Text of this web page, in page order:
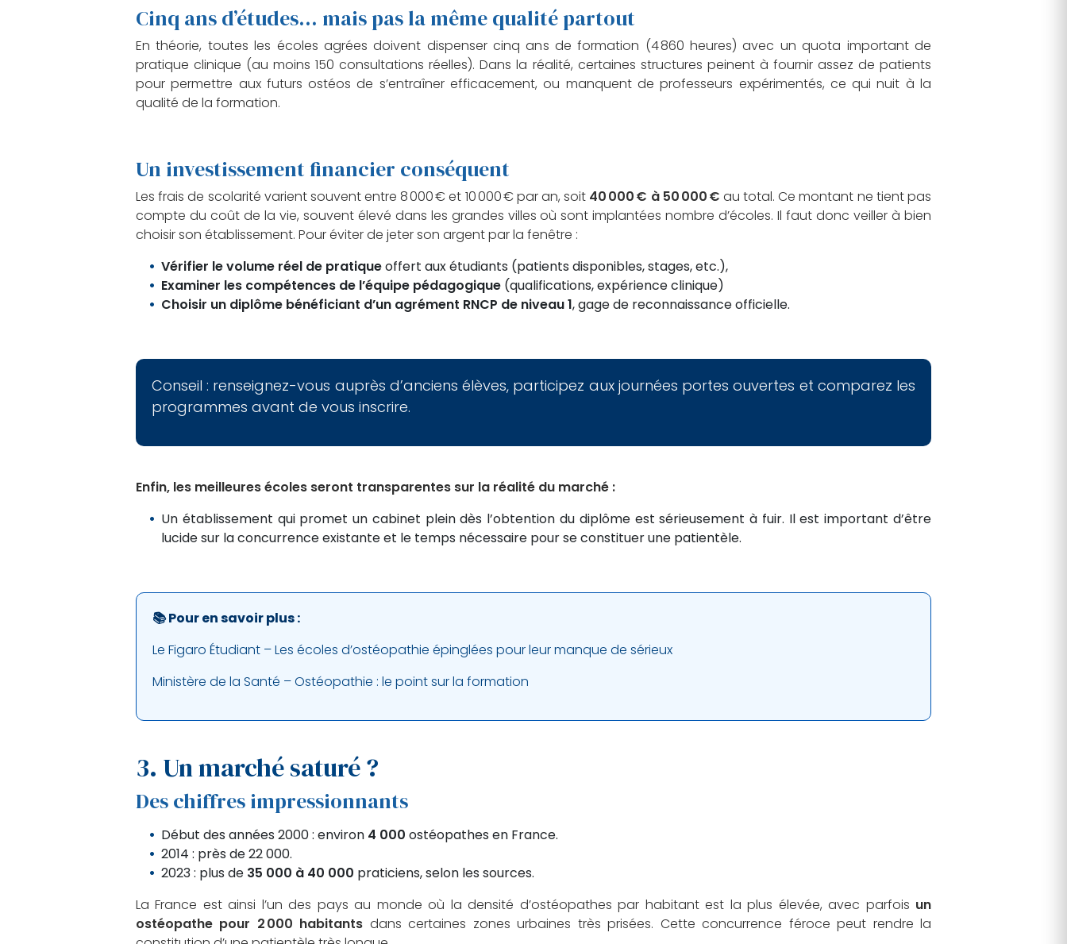
Cinq ans d’études… mais pas la même qualité partout
En théorie, toutes les écoles agrées doivent dispenser cinq ans de formation (4 860 heures) avec un quota important de
pratique clinique (au moins 150 consultations réelles). Dans la réalité, certaines structures peinent à fournir assez de patients
pour permettre aux futurs ostéos de s’entraîner efficacement, ou manquent de professeurs expérimentés, ce qui nuit à la
qualité de la formation.
Un investissement financier conséquent
Les frais de scolarité varient souvent entre 8 000 € et 10 000 € par an, soit 40 000 € à 50 000 € au total. Ce montant ne tient pas
compte du coût de la vie, souvent élevé dans les grandes villes où sont implantées nombre d’écoles. Il faut donc veiller à bien
choisir son établissement. Pour éviter de jeter son argent par la fenêtre :
Vérifier le volume réel de pratiqueoffert aux étudiants (patients disponibles, stages, etc.),
Examiner les compétences de l’équipe pédagogique (qualifications, expérience clinique)
Choisir un diplôme bénéficiant d’un agrément RNCP de niveau 1, gage de reconnaissance officielle.
Conseil : renseignez-vous auprès d’anciens élèves, participez aux journées portes ouvertes et comparez les
programmes avant de vous inscrire.
Enfin, les meilleures écoles seront transparentes sur la réalité du marché :
Un établissement qui promet un cabinet plein dès l’obtention du diplôme est sérieusement à fuir. Il est important d’être
lucide sur la concurrence existante et le temps nécessaire pour se constituer une patientèle.
📚 Pour en savoir plus :
Le Figaro Étudiant – Les écoles d’ostéopathie épinglées pour leur manque de sérieux
Ministère de la Santé – Ostéopathie : le point sur la formation
3. Un marché saturé ?
Des chiffres impressionnants
Début des années 2000 : environ 4 000 ostéopathes en France.
2014 : près de 22 000.
2023 : plus de 35 000 à 40 000 praticiens, selon les sources.
La France est ainsi l’un des pays au monde où la densité d’ostéopathes par habitant est la plus élevée, avec parfois un
ostéopathe pour 2 000 habitants dans certaines zones urbaines très prisées. Cette concurrence féroce peut rendre la